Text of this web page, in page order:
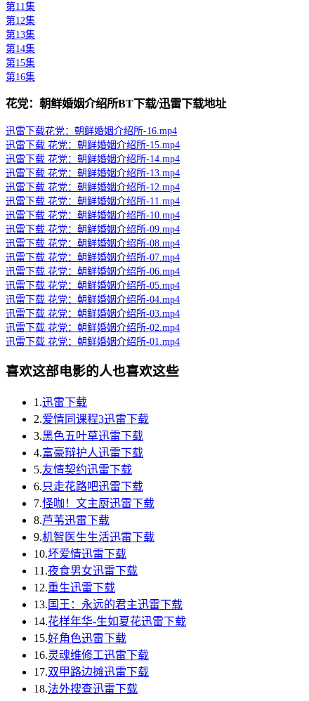
第11集
第12集
第13集
第14集
第15集
第16集
花党：朝鲜婚姻介绍所BT下载/迅雷下载地址
迅雷下载花党：朝鲜婚姻介绍所-16.mp4
迅雷下载 花党：朝鲜婚姻介绍所-15.mp4
迅雷下载 花党：朝鲜婚姻介绍所-14.mp4
迅雷下载 花党：朝鲜婚姻介绍所-13.mp4
迅雷下载 花党：朝鲜婚姻介绍所-12.mp4
迅雷下载 花党：朝鲜婚姻介绍所-11.mp4
迅雷下载 花党：朝鲜婚姻介绍所-10.mp4
迅雷下载 花党：朝鲜婚姻介绍所-09.mp4
迅雷下载 花党：朝鲜婚姻介绍所-08.mp4
迅雷下载 花党：朝鲜婚姻介绍所-07.mp4
迅雷下载 花党：朝鲜婚姻介绍所-06.mp4
迅雷下载 花党：朝鲜婚姻介绍所-05.mp4
迅雷下载 花党：朝鲜婚姻介绍所-04.mp4
迅雷下载 花党：朝鲜婚姻介绍所-03.mp4
迅雷下载 花党：朝鲜婚姻介绍所-02.mp4
迅雷下载 花党：朝鲜婚姻介绍所-01.mp4
喜欢这部电影的人也喜欢这些
1.迅雷下载
2.爱情同课程3迅雷下载
3.黑色五叶草迅雷下载
4.富豪辩护人迅雷下载
5.友情契约迅雷下载
6.只走花路吧迅雷下载
7.怪咖！文主厨迅雷下载
8.芦苇迅雷下载
9.机智医生生活迅雷下载
10.坏爱情迅雷下载
11.夜食男女迅雷下载
12.重生迅雷下载
13. 国王：永远的君主迅雷下载
14.花样年华-生如夏花迅雷下载
15.好角色迅雷下载
16.灵魂维修工迅雷下载
17.双甲路边摊迅雷下载
18.法外搜查迅雷下载